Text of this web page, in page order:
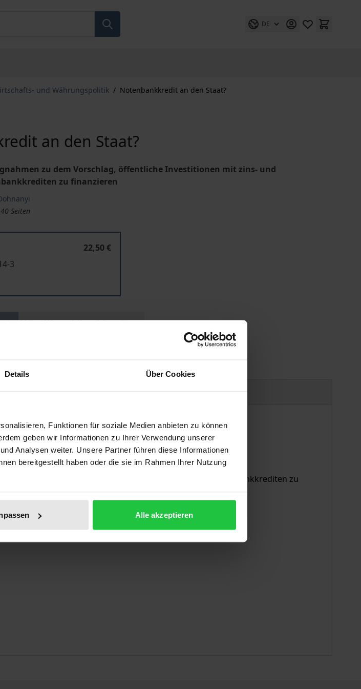
Details Über Cookies
Funktionen für soziale Medien anbieten zu können
geben wir Informationen zu Ihrer Verwendung unserer
Analysen weiter. Unsere Partner führen diese Informationen
bereitgestellt haben oder die sie im Rahmen Ihrer Nutzung
Alle akzeptieren
DE
und Währungspolitik / Notenbankkredit an den Staat?
an den Staat?
zu dem Vorschlag, öffentliche Investitionen mit zins- und
zu finanzieren
Seiten
22,50 €
3
Zur Wunschliste hinzufügen
öffentliche Investitionen mit zins- und tilgungsfreien Notenbankkrediten zu